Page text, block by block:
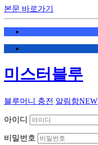
본문 바로가기
미스터블루
블루머니 충전 알림함NEW
아이디
비밀번호